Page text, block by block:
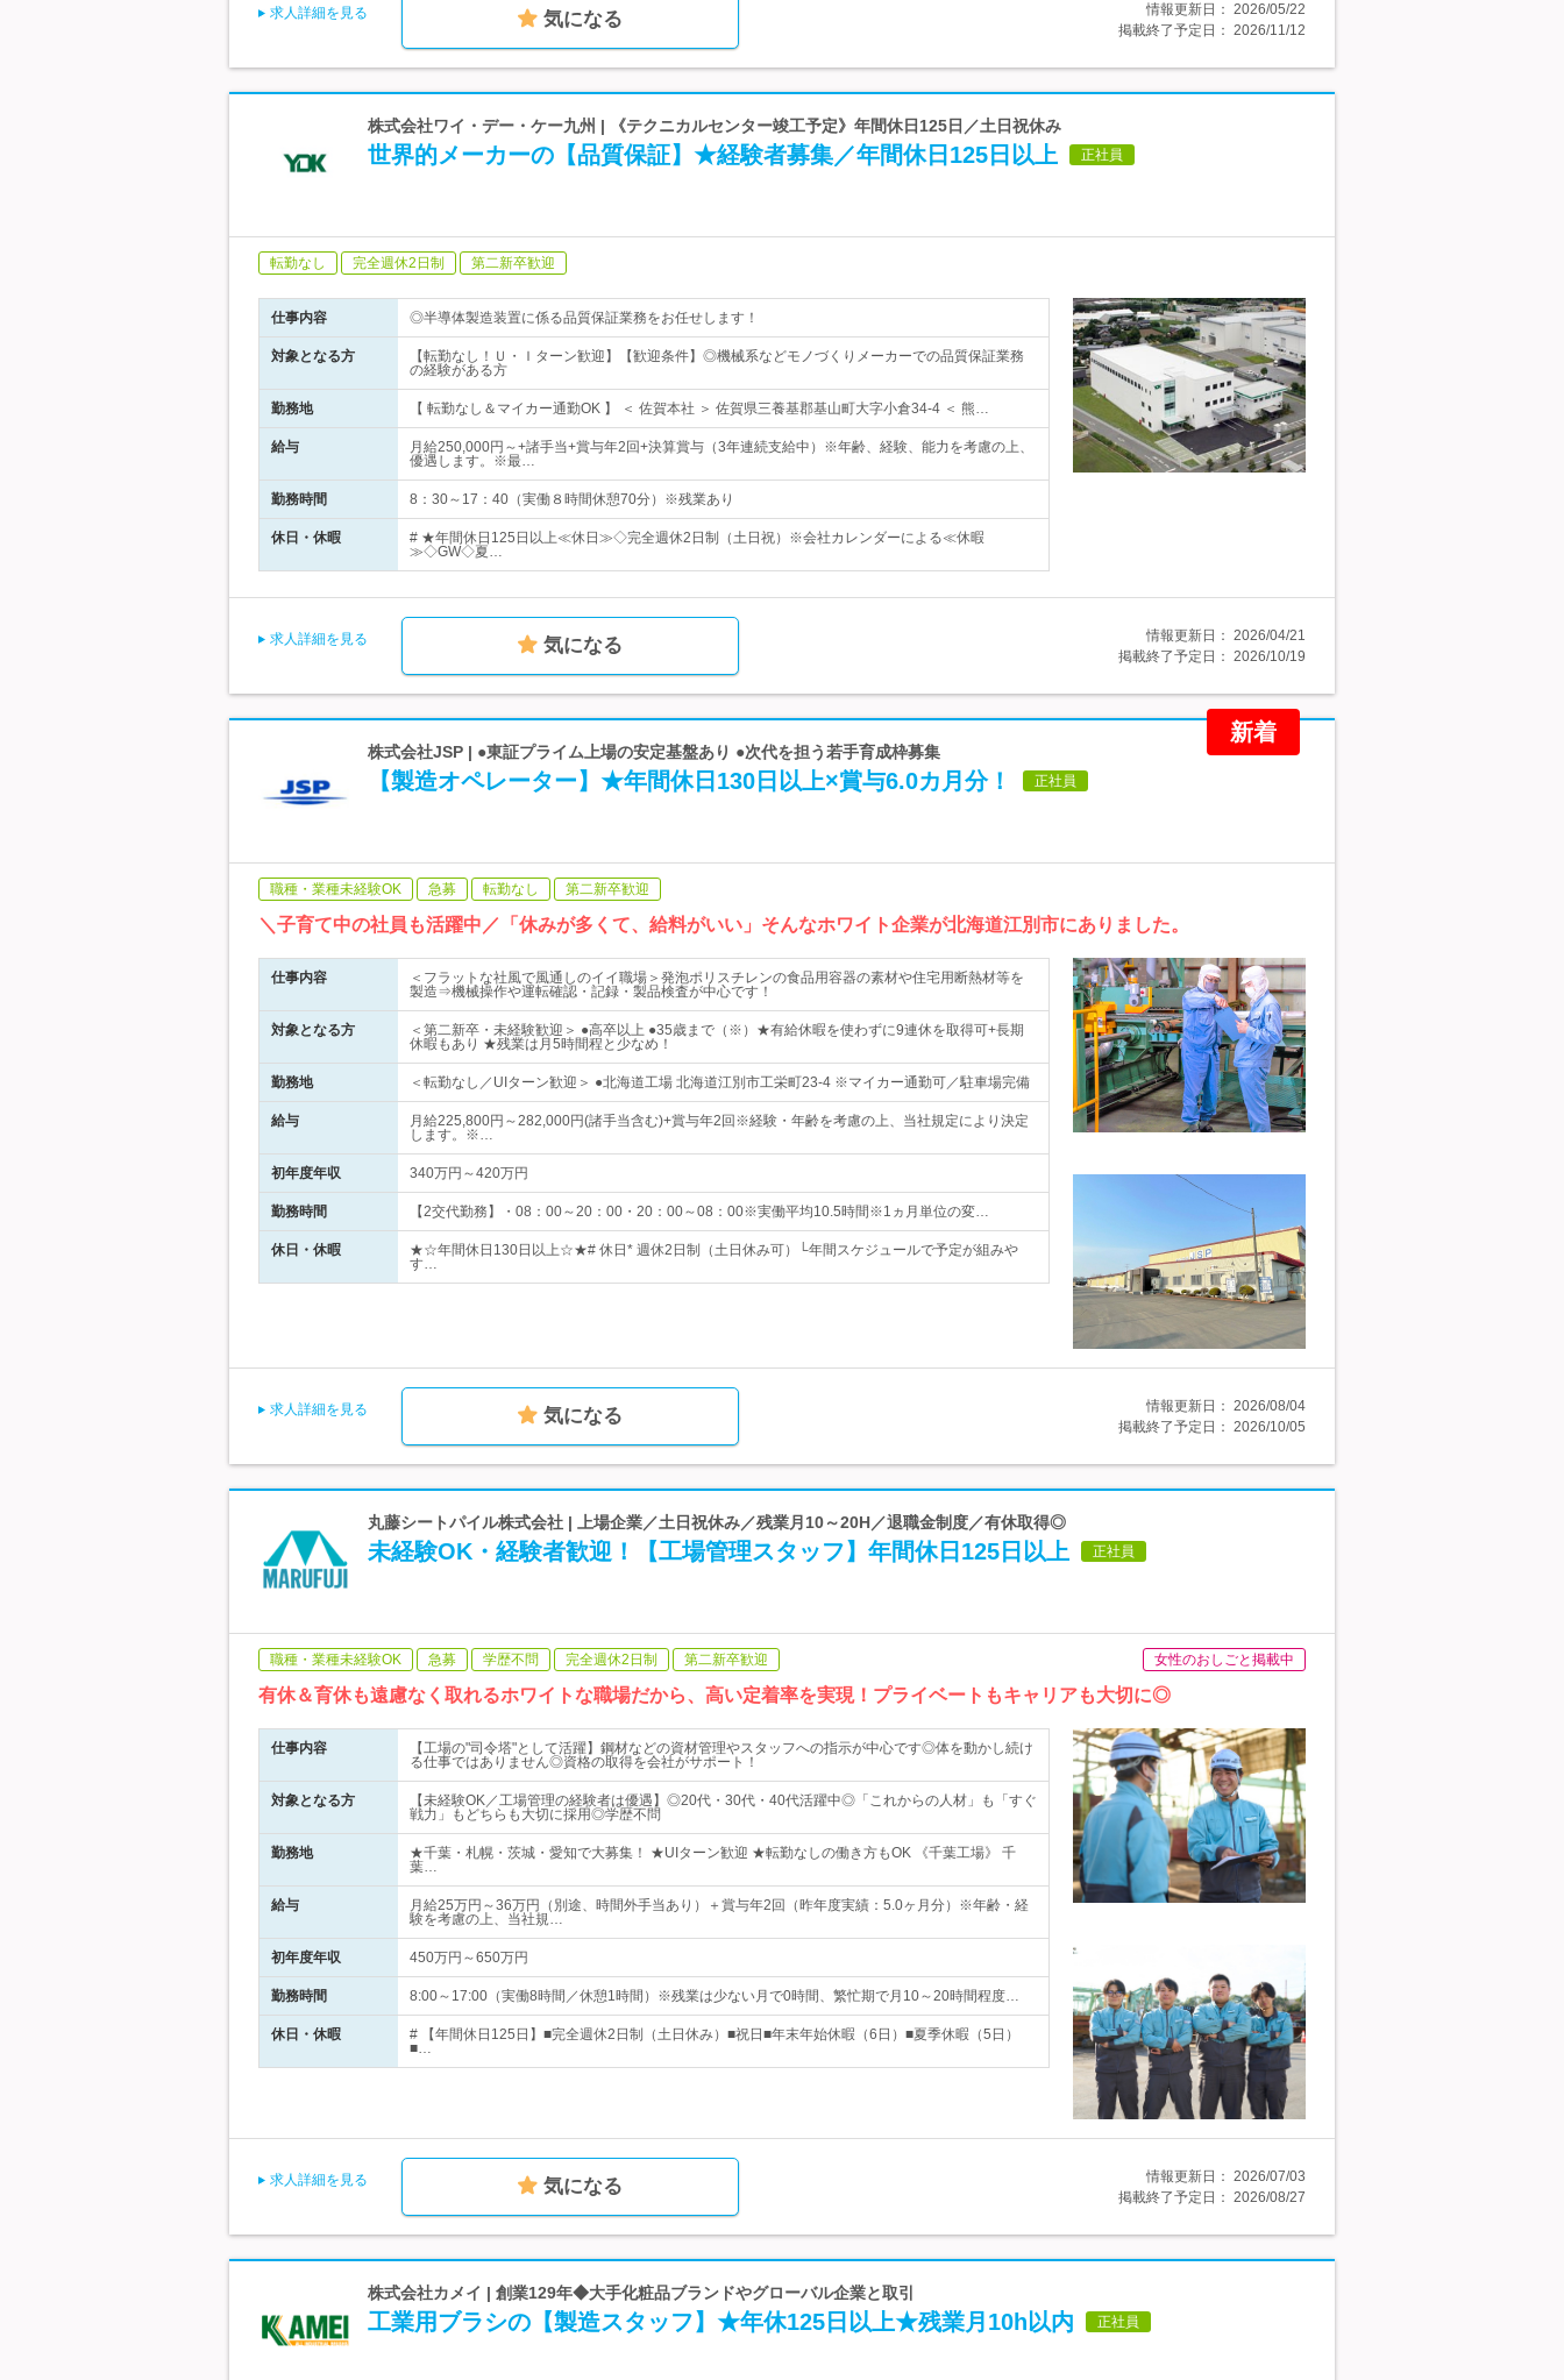
求人詳細を見る 気になる 情報更新日： 2026/05/22
掲載終了予定日： 2026/11/12
株式会社ワイ・デー・ケー九州 | 《テクニカルセンター竣工予定》年間休日125日／土日祝休み
世界的メーカーの【品質保証】★経験者募集／年間休日125日以上 正社員
転勤なし 完全週休2日制 第二新卒歓迎
仕事内容 ◎半導体製造装置に係る品質保証業務をお任せします！
対象となる方
【転勤なし！Ｕ・Ｉターン歓迎】【歓迎条件】◎機械系などモノづくりメーカーでの品質保証業務
の経験がある方
勤務地 【 転勤なし＆マイカー通勤OK 】 ＜ 佐賀本社 ＞ 佐賀県三養基郡基山町大字小倉34-4 ＜ 熊…
給与
月給250,000円～+諸手当+賞与年2回+決算賞与（3年連続支給中）※年齢、経験、能力を考慮の上、
優遇します。※最…
勤務時間 8：30～17：40（実働８時間休憩70分）※残業あり
休日・休暇
# ★年間休日125日以上≪休日≫◇完全週休2日制（土日祝）※会社カレンダーによる≪休暇
≫◇GW◇夏…
求人詳細を見る 気になる 情報更新日： 2026/04/21
掲載終了予定日： 2026/10/19
新着
株式会社JSP | ●東証プライム上場の安定基盤あり ●次代を担う若手育成枠募集
【製造オペレーター】★年間休日130日以上×賞与6.0カ月分！ 正社員
職種・業種未経験OK 急募 転勤なし 第二新卒歓迎
＼子育て中の社員も活躍中／「休みが多くて、給料がいい」そんなホワイト企業が北海道江別市にありました。
仕事内容
＜フラットな社風で風通しのイイ職場＞発泡ポリスチレンの食品用容器の素材や住宅用断熱材等を
製造⇒機械操作や運転確認・記録・製品検査が中心です！
対象となる方
＜第二新卒・未経験歓迎＞ ●高卒以上 ●35歳まで（※）★有給休暇を使わずに9連休を取得可+長期
休暇もあり ★残業は月5時間程と少なめ！
勤務地 ＜転勤なし／UIターン歓迎＞ ●北海道工場 北海道江別市工栄町23-4 ※マイカー通勤可／駐車場完備
給与
月給225,800円～282,000円(諸手当含む)+賞与年2回※経験・年齢を考慮の上、当社規定により決定
します。※…
初年度年収 340万円～420万円
勤務時間 【2交代勤務】・08：00～20：00・20：00～08：00※実働平均10.5時間※1ヵ月単位の変…
休日・休暇
★☆年間休日130日以上☆★# 休日* 週休2日制（土日休み可）└年間スケジュールで予定が組みや
す…
求人詳細を見る 気になる 情報更新日： 2026/08/04
掲載終了予定日： 2026/10/05
丸藤シートパイル株式会社 | 上場企業／土日祝休み／残業月10～20H／退職金制度／有休取得◎
未経験OK・経験者歓迎！【工場管理スタッフ】年間休日125日以上 正社員
職種・業種未経験OK 急募 学歴不問 完全週休2日制 第二新卒歓迎 女性のおしごと掲載中
有休＆育休も遠慮なく取れるホワイトな職場だから、高い定着率を実現！プライベートもキャリアも大切に◎
仕事内容
【工場の"司令塔"として活躍】鋼材などの資材管理やスタッフへの指示が中心です◎体を動かし続け
る仕事ではありません◎資格の取得を会社がサポート！
対象となる方
【未経験OK／工場管理の経験者は優遇】◎20代・30代・40代活躍中◎「これからの人材」も「すぐ
戦力」もどちらも大切に採用◎学歴不問
勤務地
★千葉・札幌・茨城・愛知で大募集！ ★UIターン歓迎 ★転勤なしの働き方もOK 《千葉工場》 千
葉…
給与
月給25万円～36万円（別途、時間外手当あり）＋賞与年2回（昨年度実績：5.0ヶ月分）※年齢・経
験を考慮の上、当社規…
初年度年収 450万円～650万円
勤務時間 8:00～17:00（実働8時間／休憩1時間）※残業は少ない月で0時間、繁忙期で月10～20時間程度…
休日・休暇
# 【年間休日125日】■完全週休2日制（土日休み）■祝日■年末年始休暇（6日）■夏季休暇（5日）
■…
求人詳細を見る 気になる 情報更新日： 2026/07/03
掲載終了予定日： 2026/08/27
株式会社カメイ | 創業129年◆大手化粧品ブランドやグローバル企業と取引
工業用ブラシの【製造スタッフ】★年休125日以上★残業月10h以内 正社員